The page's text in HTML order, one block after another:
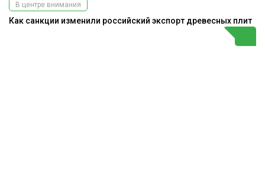
В центре внимания
Как санкции изменили российский экспорт древесных плит